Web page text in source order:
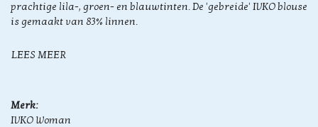
prachtige lila-, groen- en blauwtinten. De 'gebreide' IVKO blouse
is gemaakt van 83% linnen.
LEES MEER
Merk:
IVKO Woman